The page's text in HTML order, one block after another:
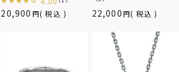
20,900 税込 22,000 税込